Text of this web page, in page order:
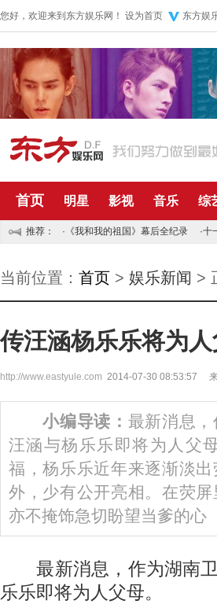
您好，欢迎来到东方娱乐网！ 设为首页 东方娱
首页 明星 影视 音乐 综
推荐： · 《我和我的祖国》幕后全纪录 ·十
当前位置： 首页 > 娱乐新闻 >
传汪涵杨乐乐将为
http://www.eastyule.com 2014-07-30 08:53:57
小编导读： 最新消息
汪涵与杨乐乐即将为人
福，杨乐乐近年来逐渐淡
外，少有公开亮相。在荧
亦不掩饰急切盼望当爹的心
最新消息，作为湖南卫
乐乐即将为人父母。